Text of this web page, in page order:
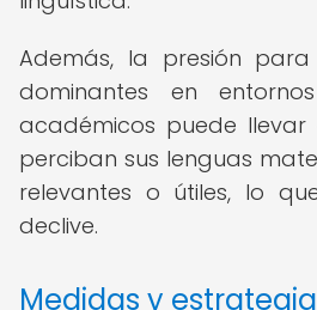
Además, la presión
dominantes en
académicos puede llevar
perciban sus lenguas
relevantes o útiles, lo
declive.
Medidas y